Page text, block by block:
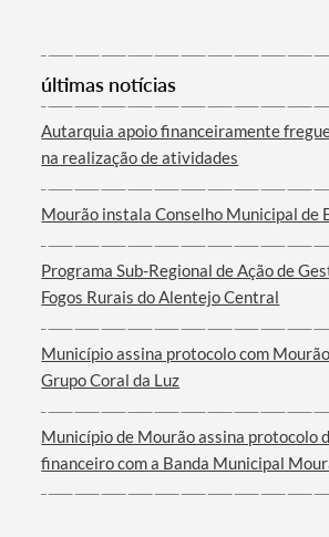
Termo de Pesquisa
Filtros
últimas notícias
Autarquia apoio financeiramente
na realização de atividades
Mourão instala Conselho Municipal de
Programa Sub-Regional de Ação de
Fogos Rurais do Alentejo Central
Município assina protocolo com
Grupo Coral da Luz
Município de Mourão assina protocolo
financeiro com a Banda Municipal